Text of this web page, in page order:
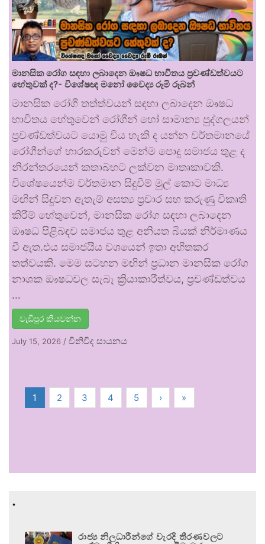
මානසික රෝග සඳහා ලබාදෙන ඖෂධ භාවිතය ප්‍රචණ්ඩත්වයට
හේතුවක් ද?- විශේෂඥ මනෝ වෛද්‍ය රූමි රූබන්
මානසික රෝගී තත්ත්වයන් සඳහා ලබාදෙන ඖෂධ
භාවිතය හේතුවෙන් රෝගීන් හෝ සාමාන්‍ය පුද්ගලයන්
ප්‍රචණ්ඩත්වයට යොමු විය හැකි ද යන්න වර්තමානයේ
රෝගීන්ගේ භාරකරුවන් මෙන්ම පොදු සමාජය තුළ ද
නිරන්තරයෙන් කතාබහට ලක්වන මාතෘකාවකි.
විශේෂයෙන්ම වර්තමාන සිදුවීම් මුල් කොට මාධ්‍ය
මඟින් සිදුවන ඇතැම් අසත්‍ය ප්‍රචාර සහ කරුණු විකෘති
කිරීම් හේතුවෙන්, මානසික රෝග සඳහා ලබාදෙන
ඖෂධ පිළිබඳව සමාජය තුළ අනියත බියක් නිර්මාණය
වී ඇත.එය සමාජයීය වශයෙන් ඉතා අහිතකර
තත්වයකි. මෙම සටහන මඟින් ප්‍රධාන මානසික රෝග
නාශක ඖෂධවල සැබෑ ක්‍රියාකාරීත්වය, ප්‍රචණ්ඩත්වය
…
වැඩිපුර කියවන්න
July 15, 2026 / විනිවිද සායනය
1 2 3 4 5 › »
.
රාජ්‍ය නිලධාරීන්ගේ වැරදි තීරණවලට